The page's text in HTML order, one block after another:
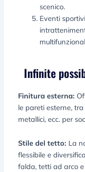
scenico.
Eventi
Infinite
Finitura esterna:
le pareti esterne,
metallici, ecc. per
Stile del tetto: La
flessibile e
falda, tetti ad arco